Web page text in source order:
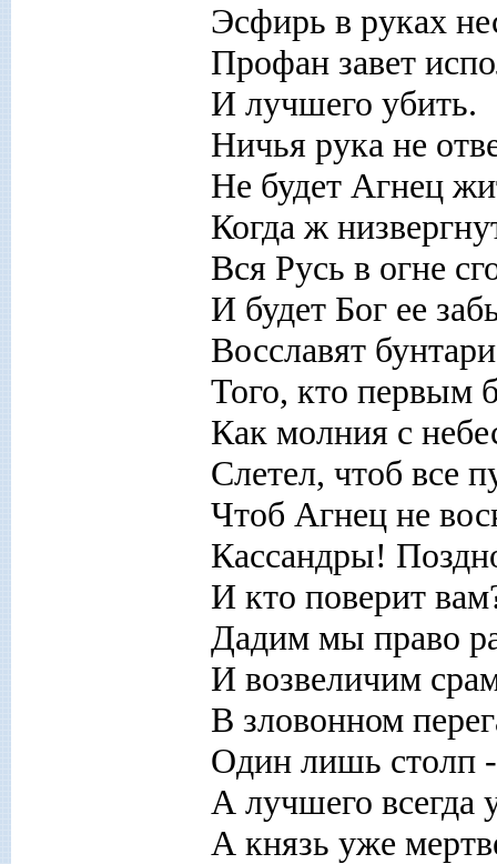
Эсфирь в руках
Профан завет
И лучшего убить.
Ничья рука не
Не будет Агнец
Когда ж
Вся Русь в огне
И будет Бог ее
Восславят бунтари
Того, кто первым
Как молния с
Слетел, чтоб все
Чтоб Агнец не
Кассандры!
И кто поверит
Дадим мы право
И возвеличим
В зловонном
Один лишь столп
А лучшего всегда
А князь уже